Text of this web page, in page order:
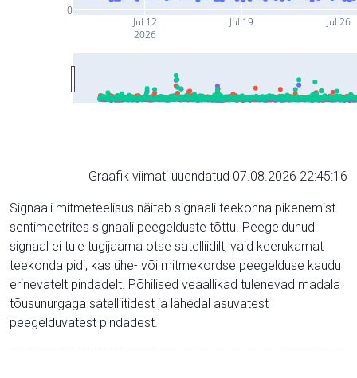
Jul 12
2026
Jul 19 Jul 26
0
Graafik viimati uuendatud 07.08.2026 22:45:16
Signaali mitmeteelisus näitab signaali teekonna pikenemist
sentimeetrites signaali peegelduste tõttu. Peegeldunud
signaal ei tule tugijaama otse satelliidilt, vaid keerukamat
teekonda pidi, kas ühe- või mitmekordse peegelduse kaudu
erinevatelt pindadelt. Põhilised veaallikad tulenevad madala
tõusunurgaga satelliitidest ja lähedal asuvatest
peegelduvatest pindadest.